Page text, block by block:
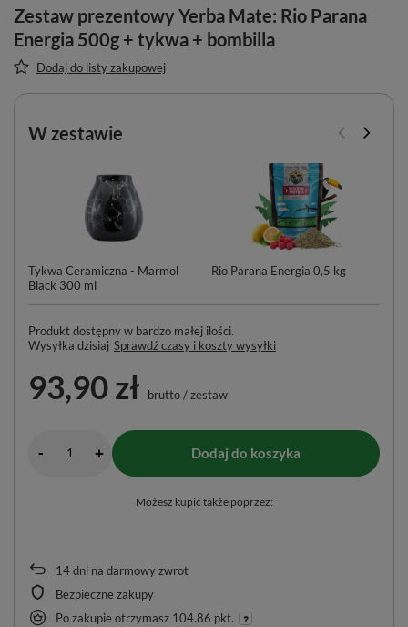
Zestaw prezentowy Yerba Mate: Rio Parana
Energia 500g + tykwa + bombilla
Dodaj do listy zakupowej
W zestawie
Tykwa Ceramiczna - Marmol
Black 300 ml
Rio Parana Energia 0,5 kg
14dni na darmowy zwrot
Bezpieczne zakupy
Po zakupie otrzymasz 104.86 pkt.
Produkt dostępny w bardzo małej ilości
Wysyłka dzisiaj Sprawdź czasy i koszty wysyłki
93,90 zł brutto/zestaw
- + Dodaj do koszyka
Możesz kupić także poprzez: